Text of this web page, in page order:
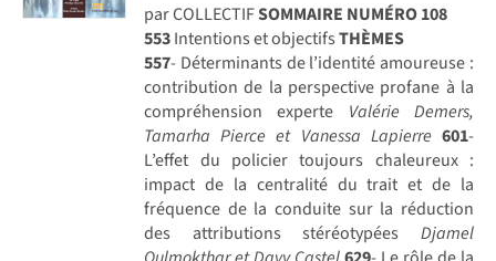
par COLLECTIFSOMMAIRE NUMÉRO 108
553Intentions et objectifsTHÈMES
557- Déterminants de l’identité amoureuse :
contribution de la perspective profane à la
compréhension experte Valérie Demers,
Tamarha Pierce et Vanessa Lapierre 601-
L’effet du policier toujours chaleureux :
impact de la centralité du trait et de la
fréquence de la conduite sur la réduction
des attributions stéréotypées Djamel